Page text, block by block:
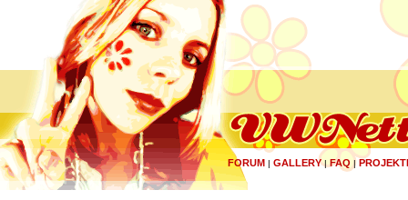
FORUM | GALLERY|FAQ |